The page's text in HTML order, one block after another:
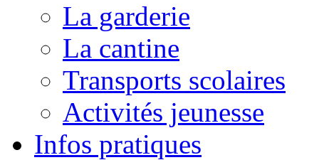
La garderie
La cantine
Transports scolaires
Activités jeunesse
Infos pratiques